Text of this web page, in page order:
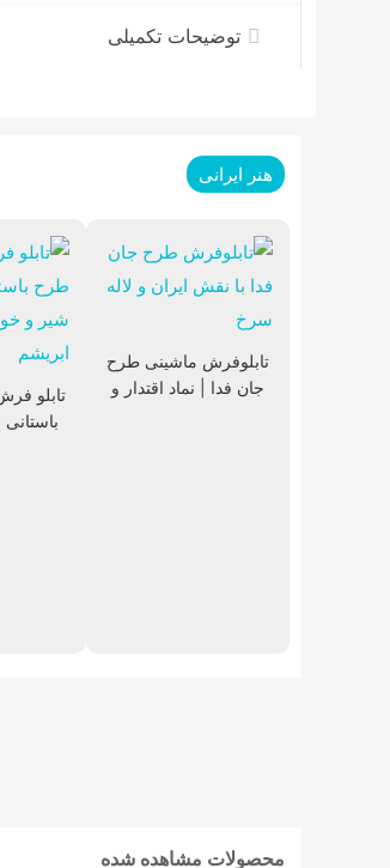
توضیحات تکمیلی
هنر ایرانی
تابلوفرش ماشینی طرح
جان فدا | نماد اقتدار و
تابلو
محصولات مشاهده شده